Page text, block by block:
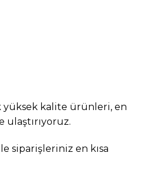
yüksek kalite ürünleri, en
siparişleriniz en kısa